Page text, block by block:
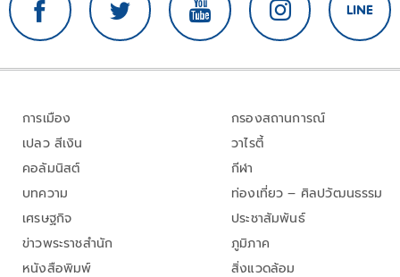
การเมือง
เปลว สีเงิน
คอลัมนิสต์
บทความ
เศรษฐกิจ
ข่าวพระราชสำนัก
หนังสือพิมพ์
กรองสถานการณ์
วาไรตี้
กีฬา
ท่องเที่ยว – ศิลปวัฒนธรรม
ประชาสัมพันธ์
ภูมิภาค
สิ่งแวดล้อม